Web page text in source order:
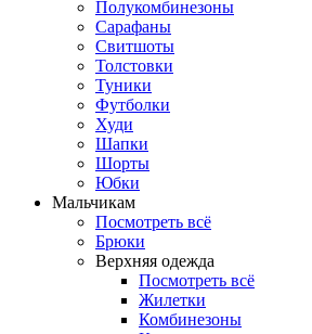
Полукомбинезоны
Сарафаны
Свитшоты
Толстовки
Туники
Футболки
Худи
Шапки
Шорты
Юбки
Мальчикам
Посмотреть всё
Брюки
Верхняя одежда
Посмотреть всё
Жилетки
Комбинезоны